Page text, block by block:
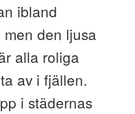
ibland
den ljusa
alla roliga
av i fjällen.
i städernas